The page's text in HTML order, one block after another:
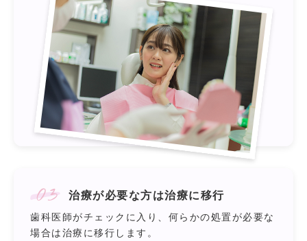
03 治療が必要な方は治療に移行
歯科医師がチェックに入り、何らかの処置が必要な
場合は治療に移行します。